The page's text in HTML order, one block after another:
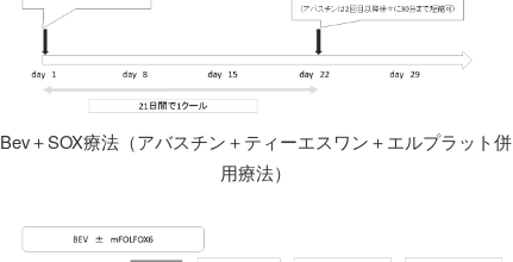
Bev＋SOX療法（アバスチン＋ティーエスワン＋エルプラット併
用療法）